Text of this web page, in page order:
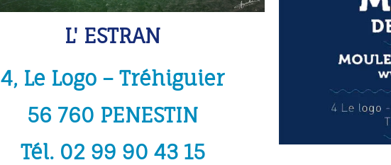
L' ESTRAN
4, Le Logo – Tréhiguier
56 760 PENESTIN
Tél. 02 99 90 43 15